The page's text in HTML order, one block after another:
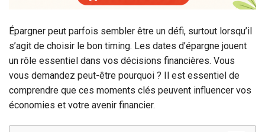
Épargner peut parfois sembler être un défi, surtout lorsqu’il
s’agit de choisir le bon timing. Les dates d’épargne jouent
un rôle essentiel dans vos décisions financières. Vous
vous demandez peut-être pourquoi ? Il est essentiel de
comprendre que ces moments clés peuvent influencer vos
économies et votre avenir financier.